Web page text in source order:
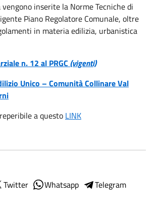
inserite la Norme Tecniche di
Piano Regolatore Comunale, oltre
in materia edilizia, urbanistica
n. 12 al PRGC (vigenti)
Unico – Comunità Collinare Val
a questo LINK
Twitter Whatsapp
Telegram